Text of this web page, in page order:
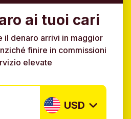
ai tuoi cari
il denaro arrivi in maggior
finire in commissioni
elevate
USD